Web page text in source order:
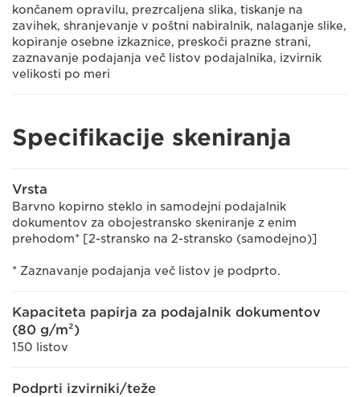
končanem opravilu, prezrcaljena slika, tiskanje na
zavihek, shranjevanje v poštni nabiralnik, nalaganje slike,
kopiranje osebne izkaznice, preskoči prazne strani,
zaznavanje podajanja več listov podajalnika, izvirnik
velikosti po meri
Specifikacije skeniranja
Vrsta
Barvno kopirno steklo in samodejni podajalnik
dokumentov za obojestransko skeniranje z enim
prehodom* [2-stransko na 2-stransko (samodejno)]
* Zaznavanje podajanja več listov je podprto.
Kapaciteta papirja za podajalnik dokumentov
(80 g/m²)
150 listov
Podprti izvirniki/teže